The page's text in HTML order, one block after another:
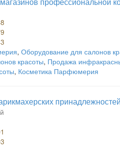
, Оборудование для салонов
красоты, Продажа
, Косметика Парфюмерия